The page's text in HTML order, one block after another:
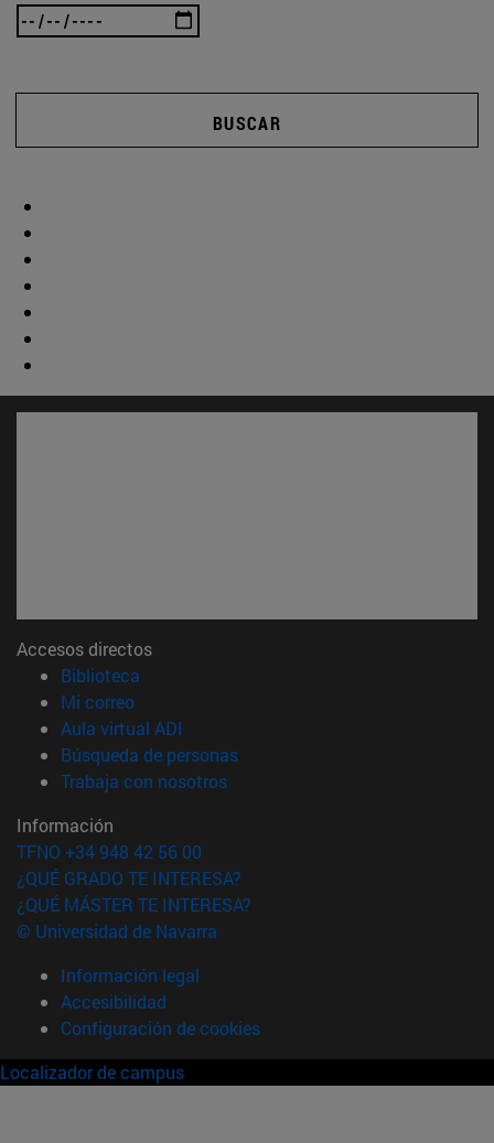
BUSCAR
Accesos directos
Biblioteca
Mi correo(abre en nueva ventana)
Aula virtual ADI
Búsqueda de personas(abre en nueva ventana)
Trabaja con nosotros(abre en nueva ventana)
Información
TFNO +34 948 42 56 00
¿QUÉ GRADO TE INTERESA?
¿QUÉ MÁSTER TE INTERESA?
© Universidad de Navarra
Información legal
Accesibilidad
Configuración de cookies
Localizador de campus